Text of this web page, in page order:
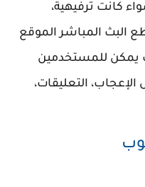
كانت ترفيهية،
البث المباشر الموقع
يمكن للمستخدمين
التعليقات،